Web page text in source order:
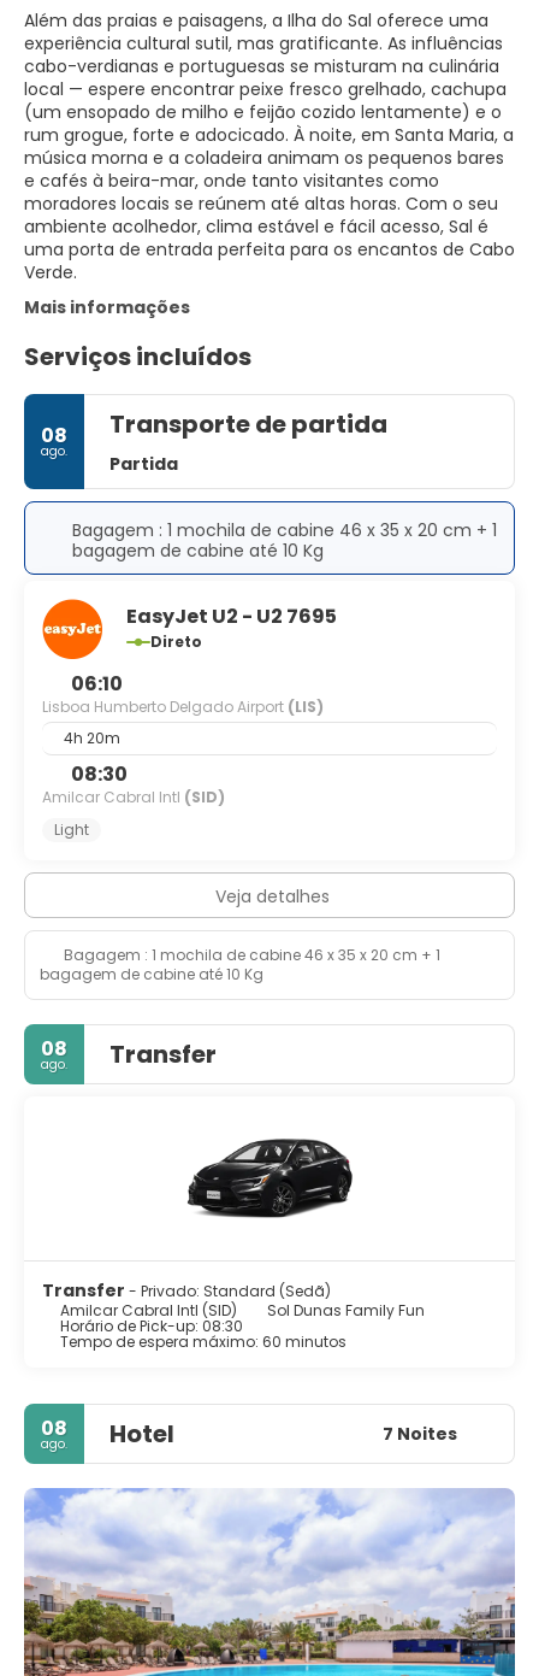
Além das praias e paisagens, a Ilha do Sal oferece uma
experiência cultural sutil, mas gratificante. As influências
cabo-verdianas e portuguesas se misturam na culinária
local — espere encontrar peixe fresco grelhado, cachupa
(um ensopado de milho e feijão cozido lentamente) e o
rum grogue, forte e adocicado. À noite, em Santa Maria, a
música morna e a coladeira animam os pequenos bares
e cafés à beira-mar, onde tanto visitantes como
moradores locais se reúnem até altas horas. Com o seu
ambiente acolhedor, clima estável e fácil acesso, Sal é
uma porta de entrada perfeita para os encantos de Cabo
Verde.
Mais informações
Serviços incluídos
08
ago.
Transporte de partida
Partida
Bagagem : 1 mochila de cabine 46 x 35 x 20 cm + 1
bagagem de cabine até 10 Kg
EasyJet U2 - U2 7695
Direto
06:10
Lisboa Humberto Delgado Airport (LIS)
4h 20m
08:30
Amilcar Cabral Intl (SID)
Light
Veja detalhes
Bagagem : 1 mochila de cabine 46 x 35 x 20 cm + 1
bagagem de cabine até 10 Kg
08
ago. Transfer
Transfer - Privado: Standard (Sedã)
Amilcar Cabral Intl (SID)
Sol Dunas Family Fun
Horário de Pick-up: 08:30
Tempo de espera máximo: 60 minutos
08
ago. Hotel 7 Noites